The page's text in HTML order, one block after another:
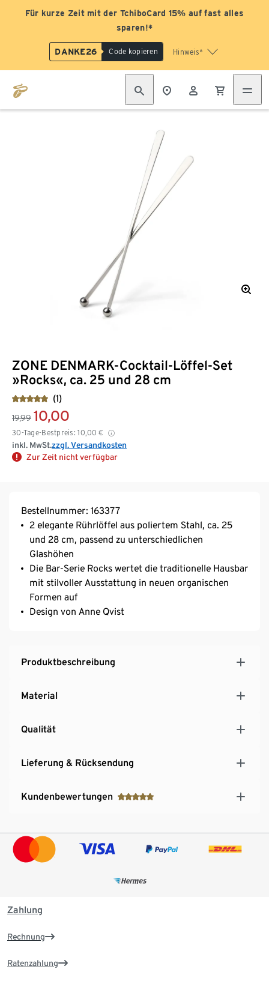
Für kurze Zeit mit der TchiboCard 15% auf fast alles
sparen!*
DANKE26 Code kopieren Hinweis*
ZONE DENMARK-Cocktail-Löffel-Set
»Rocks«, ca. 25 und 28 cm
(1)
19,99 10,00
30-Tage-Bestpreis: 10,00 €
inkl. MwSt.zzgl. Versandkosten
Zur Zeit nicht verfügbar
Bestellnummer: 163377
2 elegante Rührlöffel aus poliertem Stahl, ca. 25
und 28 cm, passend zu unterschiedlichen
Glashöhen
Die Bar-Serie Rocks wertet die traditionelle Hausbar
mit stilvoller Ausstattung in neuen organischen
Formen auf
Design von Anne Qvist
Produktbeschreibung
Material
Qualität
Lieferung & Rücksendung
Kundenbewertungen
Zahlung
Rechnung
Ratenzahlung